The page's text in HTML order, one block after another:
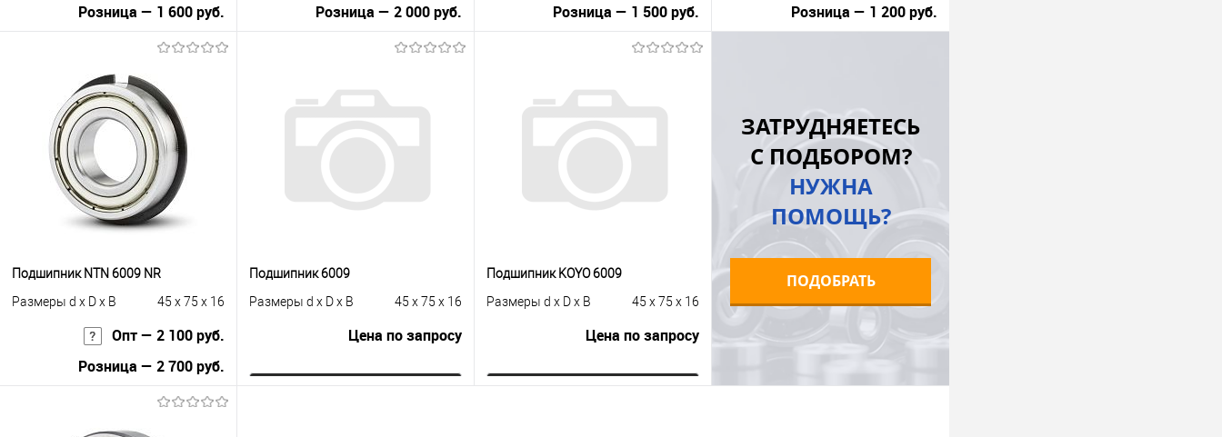
Розница — 1 600 руб.
Купить в 1 клик
К сравнению
В избранное
В наличии
Розница — 2 000 руб.
Купить в 1 клик
К сравнению
В избранное
Под заказ
Розница — 1 500 руб.
Купить в 1 клик
К сравнению
В избранное
Под заказ
Розница — 1 200 руб.
Купить в 1 клик
В избранное
Под заказ
Подшипник NTN 6009 NR
Размеры d x D x B
45 x 75 x 16
Опт — 2 100 руб.
Розница — 2 700 руб.
Подшипник 6009
Размеры d x D x B
45 x 75 x 16
Цена по запросу
Подшипник KOYO 6009
Размеры d x D x B
45 x 75 x 16
Цена по запросу
ЗАТРУДНЯЕТЕСЬ
С ПОДБОРОМ?
НУЖНА
ПОМОЩЬ?
ПОДОБРАТЬ